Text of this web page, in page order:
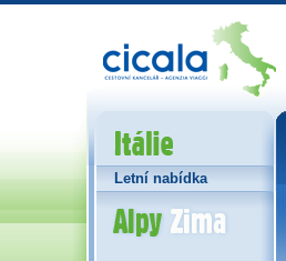
Itálie
Letní nabídka
Alpy Zima